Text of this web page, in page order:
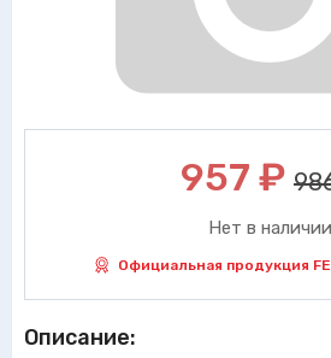
957 ₽
Нет в наличии
Официальная продукция
Описание: